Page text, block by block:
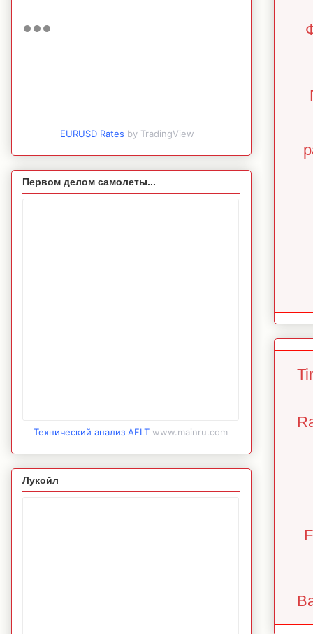
EURUSD Rates by TradingView
Первом делом самолеты...
Технический анализ AFLT www.mainru.com
Лукойл